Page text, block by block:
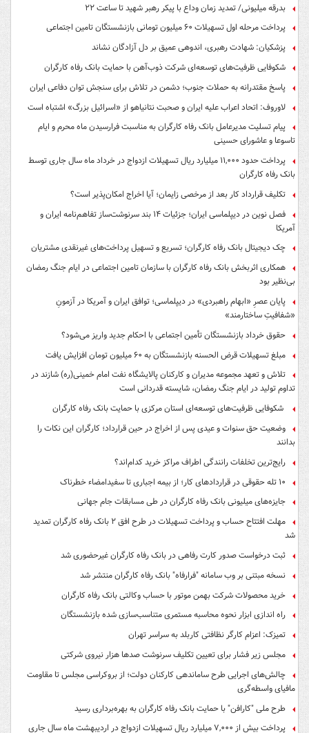
بدرقه میلیونی/ تمدید زمان وداع با پیکر رهبر شهید تا ساعت ۲۲
پرداخت مرحله اول تسهیلات ۶۰ میلیون تومانی بازنشستگان تامین اجتماعی
پزشکیان: شهادت رهبری، اندوهی عمیق بر دل آزادگان نشاند
شکوفایی ظرفیت‌های توسعه‌ای شرکت ذوب‌آهن با حمایت‌ بانک رفاه کارگران
پاسخ مقتدرانه به حملات جنوب؛ دشمن در تلاش برای سنجش توان دفاعی ایران
لاوروف: اتحاد اعراب علیه ایران و صحبت نتانیاهو از «اسرائیل بزرگ» اشتباه است
پیام تسلیت مدیرعامل بانک رفاه کارگران به مناسبت فرارسیدن ماه محرم و ایام
تاسوعا و عاشورای حسینی
پرداخت حدود ۱۱,۰۰۰ میلیارد ریال تسهیلات ازدواج در خرداد ماه سال جاری توسط
بانک رفاه کارگران
تکلیف قرارداد کار بعد از مرخصی زایمان؛ آیا اخراج امکان‌پذیر است؟
فصل نوین در دیپلماسی ایران؛ جزئیات ۱۴ بند سرنوشت‌ساز تفاهم‌نامه ایران و
آمریکا
چک دیجیتال بانک رفاه کارگران؛ تسریع و تسهیل پرداخت‌های غیرنقدی مشتریان
همکاری اثربخش بانک رفاه کارگران با سازمان تامین اجتماعی در ایام جنگ رمضان
بی‌نظیر بود
پایان عصرِ «ابهام راهبردی» در دیپلماسی؛ توافق ایران و آمریکا در آزمونِ
«شفافیتِ ساختارمند»
حقوق خرداد بازنشستگان تأمین اجتماعی با احکام جدید واریز می‌شود؟
مبلغ تسهیلات قرض الحسنه بازنشستگان به ۶۰ میلیون تومان افزایش یافت
تلاش و تعهد مجموعه مدیران و کارکنان پالایشگاه نفت امام خمینی(ره) شازند در
تداوم تولید در ایام جنگ رمضان، شایسته قدردانی است
شکوفایی ظرفیت‌های توسعه‌ای استان مرکزی با حمایت بانک رفاه کارگران
وضعیت حق سنوات و عیدی پس از اخراج در حین قرارداد؛ کارگران این نکات را
بدانند
رایج‌ترین تخلفات رانندگی اطراف مراکز خرید کدام‌اند؟
۱۰ تله حقوقی در قراردادهای کار؛ از بیمه اجباری تا سفیدامضاء خطرناک
جایزه‌های میلیونی بانک رفاه کارگران در طی مسابقات جام جهانی
مهلت افتتاح حساب و پرداخت تسهیلات در طرح افق ۲ بانک رفاه کارگران تمدید
شد
ثبت درخواست صدور کارت رفاهی در بانک رفاه کارگران غیرحضوری شد
نسخه مبتنی بر وب سامانه "فرارفاه" بانک رفاه کارگران منتشر شد
خرید محصولات شرکت بهمن موتور با حساب وکالتی بانک رفاه کارگران
راه اندازی ابزار نحوه محاسبه مستمری متناسب‌سازی شده بازنشستگان
تمیزک: اعزام کارگر نظافتی کاربلد به سراسر تهران
مجلس زیر فشار برای تعیین تکلیف سرنوشت صدها هزار نیروی شرکتی
چالش‌های اجرایی طرح ساماندهی کارکنان دولت؛ از بروکراسی مجلس تا مقاومت
مافیای واسطه‌گری
طرح ملی "کارافن" با حمایت بانک رفاه کارگران به بهره‌برداری رسید
پرداخت بیش از ۷,۰۰۰ میلیارد ریال تسهیلات ازدواج در اردیبهشت ماه سال جاری